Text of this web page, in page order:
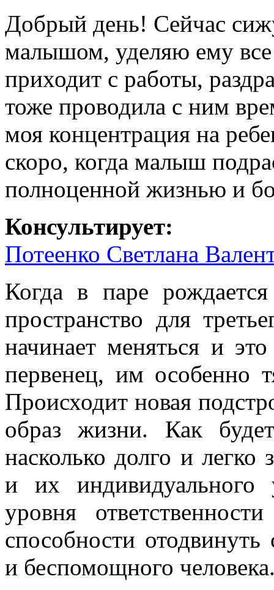
Добрый день! Сейчас
малышом, уделяю ему
приходит с работы,
тоже проводила с ним
моя концентрация на
скоро, когда малыш
полноценной жизнью и
Консультирует:
Потеенко Светлана
Когда в паре
пространство для
начинает меняться и
первенец, им особенно
Происходит новая
образ жизни. Как
насколько долго и легко
и их индивидуального
уровня
способности
и беспомощного